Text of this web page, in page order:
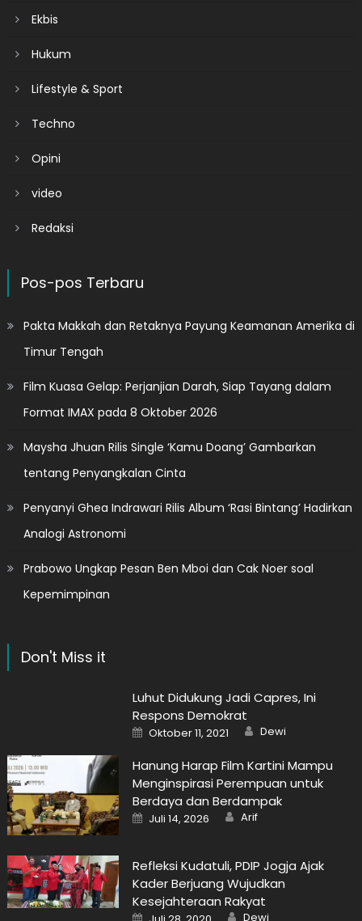
Ekbis
Hukum
Lifestyle & Sport
Techno
Opini
video
Redaksi
Pos-pos Terbaru
Pakta Makkah dan Retaknya Payung Keamanan Amerika di
Timur Tengah
Film Kuasa Gelap: Perjanjian Darah, Siap Tayang dalam
Format IMAX pada 8 Oktober 2026
Maysha Jhuan Rilis Single ‘Kamu Doang’ Gambarkan
tentang Penyangkalan Cinta
Penyanyi Ghea Indrawari Rilis Album ‘Rasi Bintang’ Hadirkan
Analogi Astronomi
Prabowo Ungkap Pesan Ben Mboi dan Cak Noer soal
Kepemimpinan
Don't Miss it
Luhut Didukung Jadi Capres, Ini
Respons Demokrat
Posted
on
Oktober 11, 2021 Author
Dewi
Hanung Harap Film Kartini Mampu
Menginspirasi Perempuan untuk
Berdaya dan Berdampak
Posted
on
Juli 14, 2026 Author
Arif
Refleksi Kudatuli, PDIP Jogja Ajak
Kader Berjuang Wujudkan
Kesejahteraan Rakyat
Posted Author
Dewi